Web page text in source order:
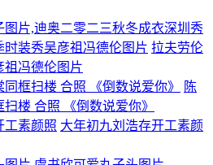
片,迪奥二零二三秋冬成衣深圳秀
拉夫劳伦
祖冯德伦图片
陈
楼 合照 《倒数说爱你》
大年初九刘浩存开工素颜